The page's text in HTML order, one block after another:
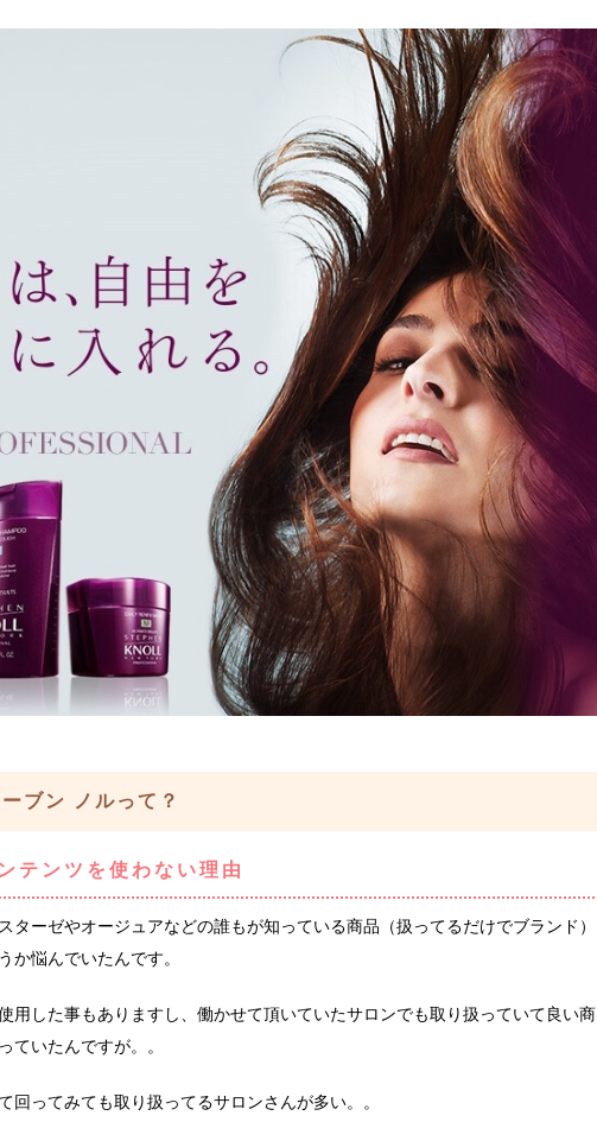
ブン ノルって？
テンツを使わない理由
ターゼやオージュアなどの誰もが知っている商品（扱ってるだけでブランド）
か悩んでいたんです。
用した事もありますし、働かせて頂いていたサロンでも取り扱っていて良い商
ていたんですが。。
回ってみても取り扱ってるサロンさんが多い。。